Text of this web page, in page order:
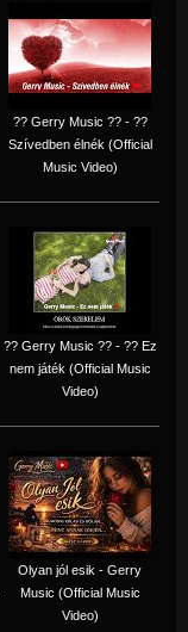
?? Gerry Music ?? - ??
Szívedben élnék (Official
Music Video)
?? Gerry Music ?? - ?? Ez
nem játék (Official Music
Video)
Olyan jól esik - Gerry
Music (Official Music
Video)